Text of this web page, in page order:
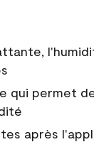
qui permet
après